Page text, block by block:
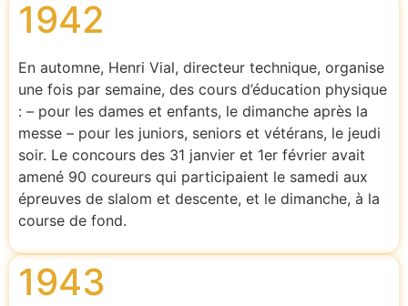
1942
En automne, Henri Vial, directeur technique, organise
une fois par semaine, des cours d’éducation physique
: – pour les dames et enfants, le dimanche après la
messe – pour les juniors, seniors et vétérans, le jeudi
soir. Le concours des 31 janvier et 1er février avait
amené 90 coureurs qui participaient le samedi aux
épreuves de slalom et descente, et le dimanche, à la
course de fond.
1943